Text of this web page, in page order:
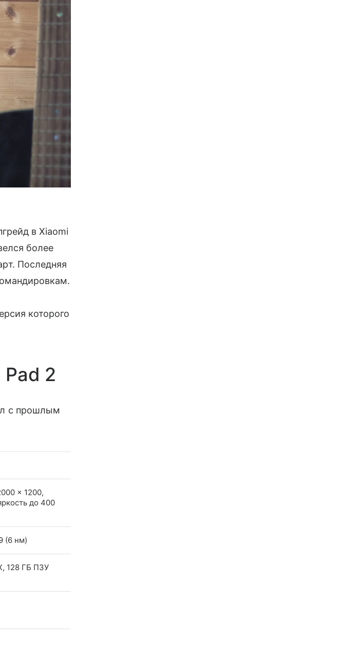
в Xiaomi
более
Последняя
которого
Pad 2
с прошлым
× 1200,
до 400
(6 нм)
128 ГБ ПЗУ